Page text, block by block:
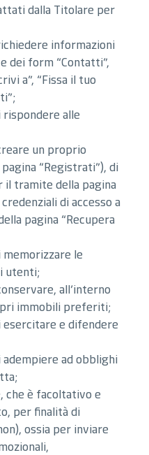
dalla Titolare per
informazioni
dei form “Contatti”,
a”, “Fissa il tuo
alle
un proprio
“Registrati”), di
il tramite della pagina
di accesso a
pagina “Recupera
le
utenti;
all’interno
immobili preferiti;
e difendere
ad obblighi
che è facoltativo e
per finalità di
ossia per inviare